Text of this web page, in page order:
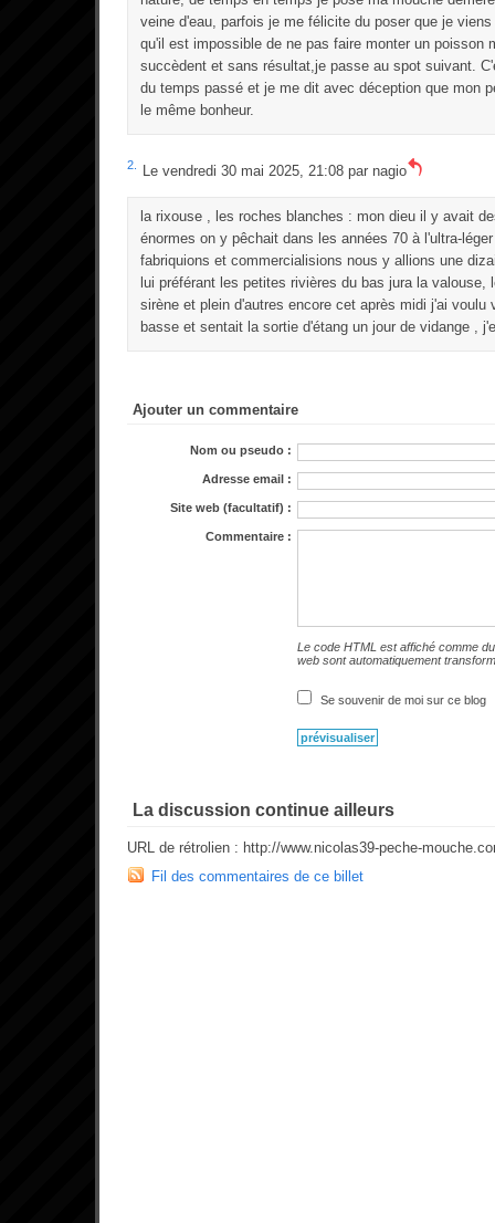
veine d'eau, parfois je me félicite du poser que je
qu'il est impossible de ne pas faire monter un poisson
succèdent et sans résultat,je passe au spot suivant.
du temps passé et je me dit avec déception que mon
le même bonheur.
2. Le vendredi 30 mai 2025, 21:08 par nagio
la rixouse , les roches blanches : mon dieu il y avait
énormes on y pêchait dans les années 70 à l'ultra-
fabriquions et commercialisions nous y allions une
lui préférant les petites rivières du bas jura la valouse,
sirène et plein d'autres encore cet après midi j'ai voulu
basse et sentait la sortie d'étang un jour de vidange ,
Ajouter un commentaire
Nom ou pseudo :
Adresse email :
Site web (facultatif) :
Commentaire :
Le code HTML est affiché comme
web sont automatiquement
Se souvenir de moi sur ce blog
La discussion continue ailleurs
URL de rétrolien : http://www.nicolas39-peche-
Fil des commentaires de ce billet